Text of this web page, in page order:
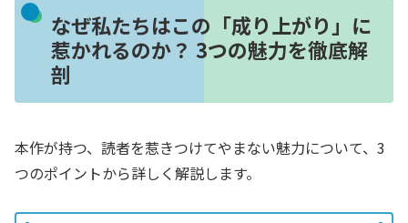
なぜ私たちはこの「成り上がり」に
惹かれるのか？ 3つの魅力を徹底解
剖
本作が持つ、読者を惹きつけてやまない魅力について、3
つのポイントから詳しく解説します。